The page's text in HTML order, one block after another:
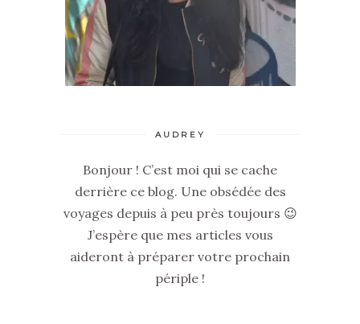
AUDREY
Bonjour ! C’est moi qui se cache
derrière ce blog. Une obsédée des
voyages depuis à peu près toujours 😉
J’espère que mes articles vous
aideront à préparer votre prochain
périple !